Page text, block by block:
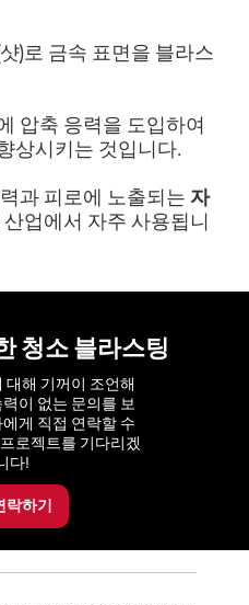
)로 금속 표면을 블라스
압축 응력을 도입하여
상시키는 것입니다.
과 피로에 노출되는 자
산업에서 자주 사용됩니
청소 블라스팅
대해 기꺼이 조언해
이 없는 문의를 보
게 직접 연락할 수
로젝트를 기다리겠
다!
락하기